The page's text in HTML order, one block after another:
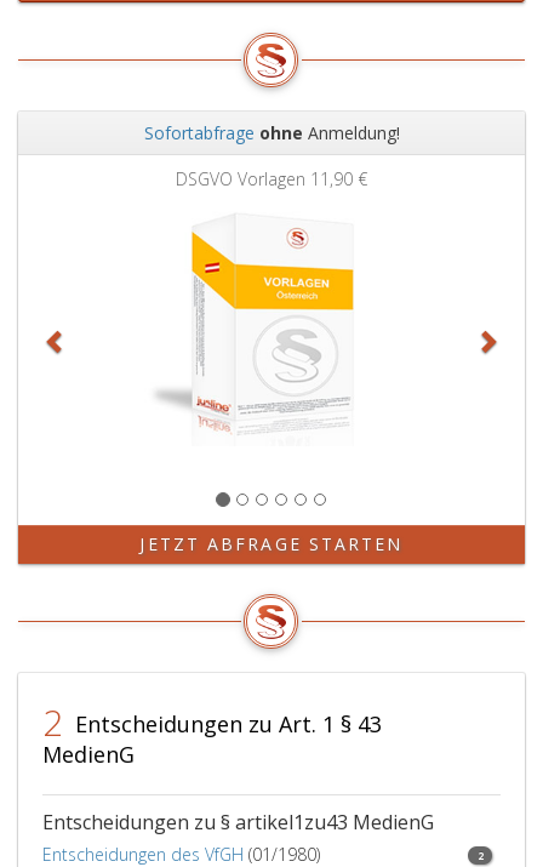
Sofortabfrage ohne Anmeldung!
DSGVO Vorlagen 11,90 €
JETZT ABFRAGE STARTEN
2 Entscheidungen zu Art. 1 § 43
MedienG
Entscheidungen zu § artikel1zu43 MedienG
Entscheidungen des VfGH (01/1980) 2